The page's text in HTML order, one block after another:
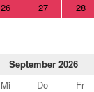
26 27 28
September 2026
Mi Do Fr